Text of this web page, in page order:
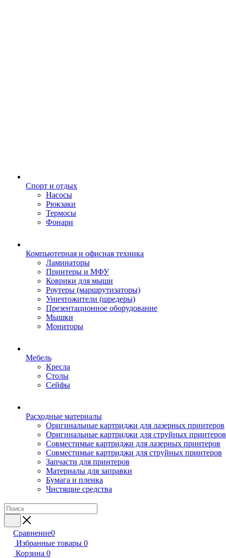
Спорт и отдых
Насосы
Рюкзаки
Термосы
Фонари
Компьютерная и офисная техника
Ламинаторы
Принтеры и МФУ
Коврики для мыши
Роутеры (маршрутизаторы)
Уничтожители (шредеры)
Презентационное оборудование
Мышки
Мониторы
Мебель
Кресла
Столы
Сейфы
Расходные материалы
Оригинальные картриджи для лазерных принтеров
Оригинальные картриджи для струйных принтеров
Совместимые картриджи для лазерных принтеров
Совместимые картриджи для струйных принтеров
Запчасти для принтеров
Материалы для заправки
Бумага и пленка
Чистящие средства
Сравнение0
Избранные товары 0
Корзина 0